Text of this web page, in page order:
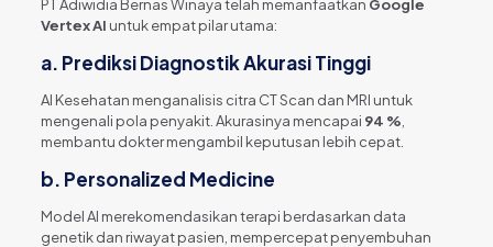
PT Adiwidia Bernas Winaya telah memanfaatkan Google
Vertex AI untuk empat pilar utama:
a. Prediksi Diagnostik Akurasi Tinggi
AI Kesehatan menganalisis citra CT Scan dan MRI untuk
mengenali pola penyakit. Akurasinya mencapai 94 %
membantu dokter mengambil keputusan lebih cepat.
b. Personalized Medicine
Model AI merekomendasikan terapi berdasarkan data
genetik dan riwayat pasien, mempercepat penyembuhan